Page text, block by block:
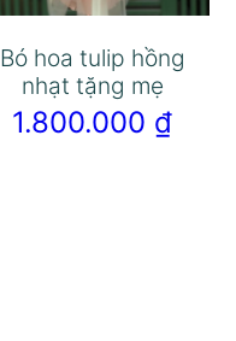
Bó hoa tulip hồng
nhạt tặng mẹ
1.800.000 ₫